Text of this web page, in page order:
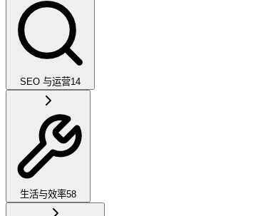
SEO 与运营14
生活与效率58